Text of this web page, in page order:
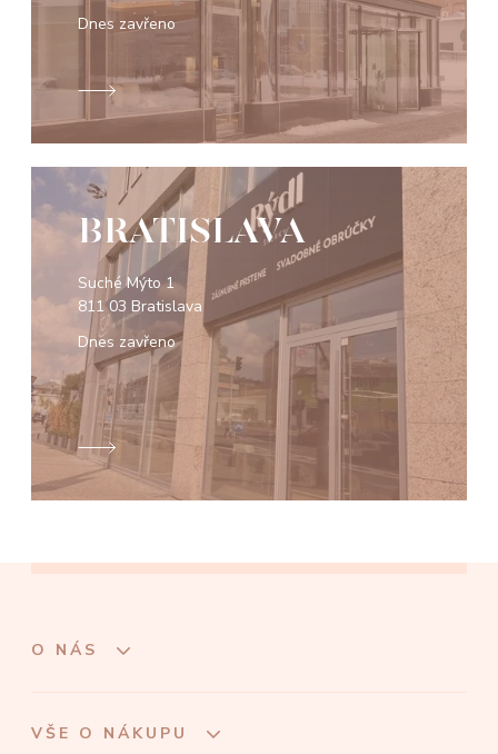
Dnes zavřeno
BRATISLAVA
Suché Mýto 1
811 03 Bratislava
Dnes zavřeno
O NÁS
VŠE O NÁKUPU